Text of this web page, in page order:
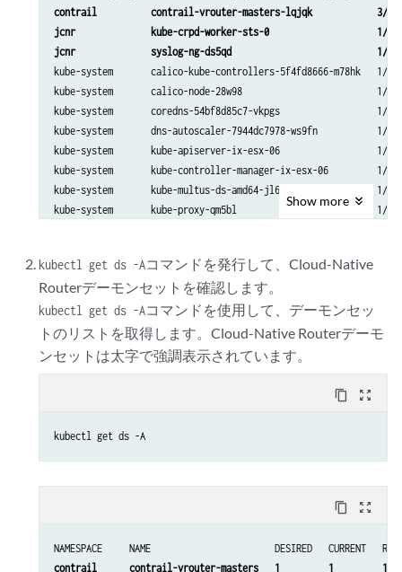
contrail          contrail-vrouter-masters-lqjqk            3/
jcnr              kube-crpd-worker-sts-0                    1/1
jcnr              syslog-ng-ds5qd                           1/1
kube-system       calico-kube-controllers-5f4fd8666-m78hk
kube-system       calico-node-28w98                         1/
kube-system       coredns-54bf8d85c7-vkpgs
kube-system       dns-autoscaler-7944dc7978-ws9fn
kube-system       kube-apiserver-ix-esx-06
kube-system       kube-controller-manager-ix-esx-06
kube-system       kube-multus-ds-amd64-jl69w
kube-system       kube-proxy-qm5bl                          1/
Show more
kubectl get ds -Aコマンドを発行して、Cloud-Native
Routerデーモンセットを確認します。
kubectl get ds -Aコマンドを使用して、デーモンセッ
トのリストを取得します。Cloud-Native Routerデーモ
ンセットは太字で強調表示されています。
content_copy zoom_out_map
kubectl get ds -A
content_copy zoom_out_map
contrail      contrail-vrouter-masters   1         1